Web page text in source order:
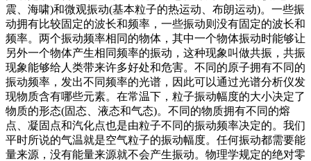
震、海啸)和微观振动(基本粒子的热运动、布朗运动)。一些振
动拥有比较固定的波长和频率，一些振动则没有固定的波长和
频率。两个振动频率相同的物体，其中一个物体振动时能够让
另外一个物体产生相同频率的振动，这种现象叫做共振，共振
现象能够给人类带来许多好处和危害。不同的原子拥有不同的
振动频率，发出不同频率的光谱，因此可以通过光谱分析仪发
现物质含有哪些元素。在常温下，粒子振动幅度的大小决定了
物质的形态(固态、液态和气态)。不同的物质拥有不同的熔
点、凝固点和汽化点也是由粒子不同的振动频率决定的。我们
平时所说的气温就是空气粒子的振动幅度。任何振动都需要能
量来源，没有能量来源就不会产生振动。物理学规定的绝对零